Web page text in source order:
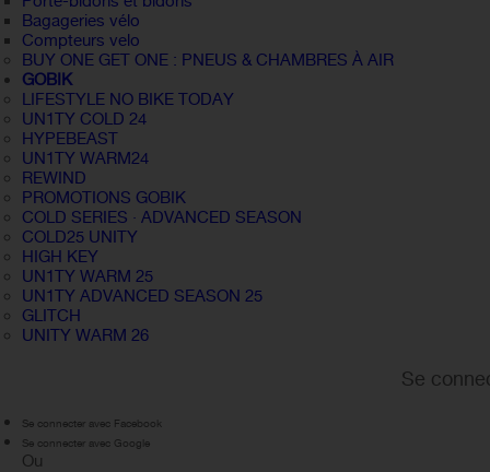
Bagageries vélo
Compteurs velo
BUY ONE GET ONE : PNEUS & CHAMBRES À AIR
GOBIK
LIFESTYLE NO BIKE TODAY
UN1TY COLD 24
HYPEBEAST
UN1TY WARM24
REWIND
PROMOTIONS GOBIK
COLD SERIES · ADVANCED SEASON
COLD25 UNITY
HIGH KEY
UN1TY WARM 25
UN1TY ADVANCED SEASON 25
GLITCH
UNITY WARM 26
Se
Se connecter avec Facebook
Se connecter avec Google
Ou